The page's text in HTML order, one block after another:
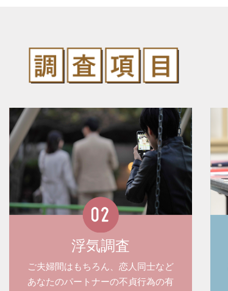
浮気調査
ご夫婦間はもちろん、恋人同士など
あなたのパートナーの不貞行為の有